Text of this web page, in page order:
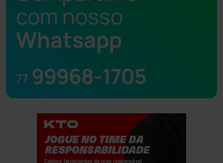
com nosso
Whatsapp
77 99968-1705